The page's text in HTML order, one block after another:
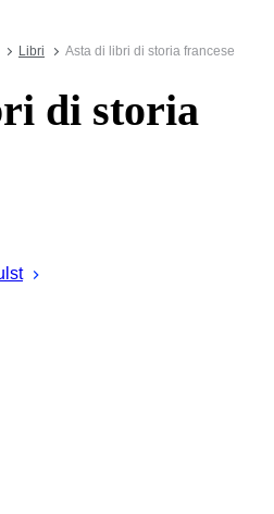
Libri Asta di libri di storia francese
di storia